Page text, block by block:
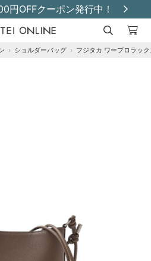
円OFFクーポン発行中！
› ショルダーバッグ › フジタカ ワープロラッ
再入荷メール登録
庫がありません。